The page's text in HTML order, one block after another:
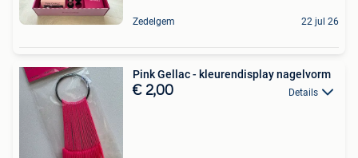
Zedelgem 22 jul 26
Pink Gellac - kleurendisplay nagelvorm
€ 2,00 Details